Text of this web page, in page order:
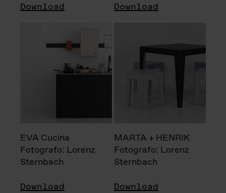
Download Download
EVA Cucina
Fotografo: Lorenz
Sternbach
Download
MARTA + HENRIK
Fotografo: Lorenz
Sternbach
Download